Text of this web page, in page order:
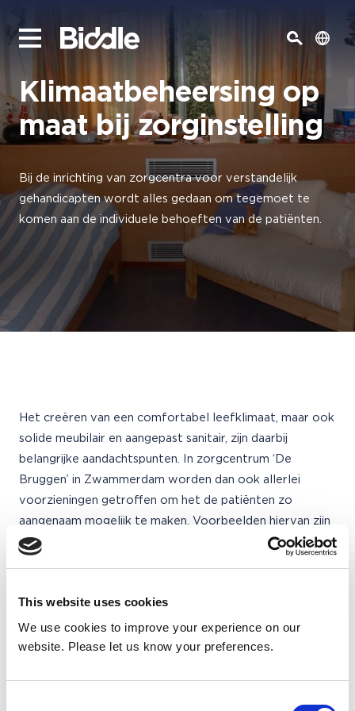
This website uses cookies
We use cookies to improve your experience on our
website. Please let us know your preferences.
Klimaatbeheersing op
maat bij zorginstelling
Bij de inrichting van zorgcentra voor verstandelijk
gehandicapten wordt alles gedaan om tegemoet te
komen aan de individuele behoeften van de patiënten.
Het creëren van een comfortabel leefklimaat, maar ook
solide meubilair en aangepast sanitair, zijn daarbij
belangrijke aandachtspunten. In zorgcentrum ‘De
Bruggen’ in Zwammerdam worden dan ook allerlei
voorzieningen getroffen om het de patiënten zo
aangenaam mogelijk te maken. Voorbeelden hiervan zijn
de RVS-toiletten zonder uitstekende delen, uitgevoerd
zich niet meer kunnen bezeren aan de hete
oppervlakken. Vanwege verbouwingen is een aantal
bewoners tijdelijk ondergebracht in een semi-permanent
aandacht besteed aan het binnenklimaat. Elk individu